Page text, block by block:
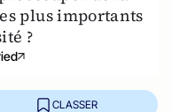
plus importants
?
CLASSER